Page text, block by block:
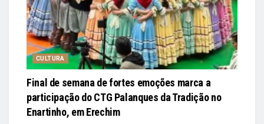
CULTURA
Final de semana de fortes emoções marca a
participação do CTG Palanques da Tradição no
Enartinho, em Erechim